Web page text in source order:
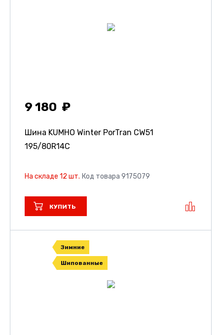
9 180
Шина KUMHO Winter PorTran CW51
195/80R14C
На складе 12 шт. Код товара 9175079
КУПИТЬ
Зимние
Шипованные